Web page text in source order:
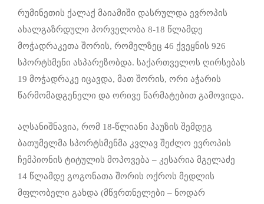
რუმინეთის ქალაქ მაიამიში დასრულდა ევროპის
ახალგაზრდული პორველობა 8-18 წლამდე
მოჭადრაკეთა შორის, რომელზეც 46 ქვეყნის 926
სპორტსმენი ასპარეზობდა. საქართველოს ღირსებას
19 მოჭადრაკე იცავდა, მათ შორის, ორი აჭარის
წარმომადგენელი და ორივე წარმატებით გამოვიდა.
აღსანიშნავია, რომ 18-წლიანი პაუზის შემდეგ
ბათუმელმა სპორტსმენმა კვლავ შეძლო ევროპის
ჩემპიონის ტიტულის მოპოვება – კესარია მგელაძე
14 წლამდე გოგონათა შორის ოქროს მედლის
მფლობელი გახდა (მწვრთნელები – ნოდარ